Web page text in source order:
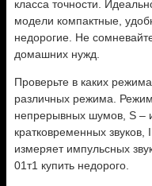
класса точности.
модели компактные,
недорогие. Не
домашних нужд.
Проверьте в каких
различных режима.
непрерывных шумов, S –
кратковременных
измеряет импульсных
01т1 купить недорого.